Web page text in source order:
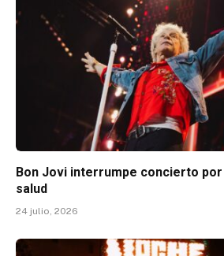
Bon Jovi interrumpe concierto
salud
24 julio, 2026